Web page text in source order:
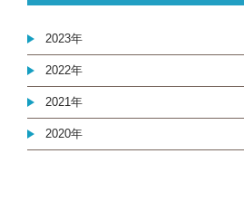
2023年
2022年
2021年
2020年